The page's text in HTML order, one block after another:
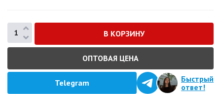
ОПТОВАЯ ЦЕНА
Telegram
Быстрый
ответ!